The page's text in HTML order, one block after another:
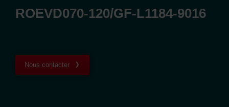
ROEVD070-120/GF-L1184-9016
Nous contacter